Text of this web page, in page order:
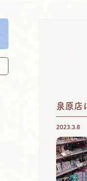
泉原店
2023.3.8